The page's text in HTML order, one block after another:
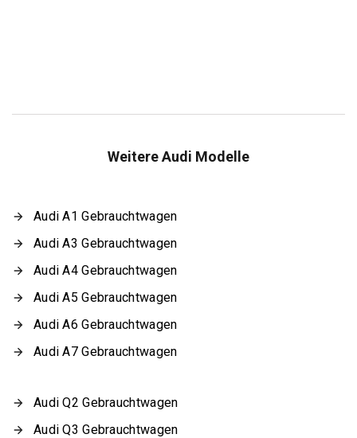
Weitere Audi Modelle
Audi A1 Gebrauchtwagen
Audi A3 Gebrauchtwagen
Audi A4 Gebrauchtwagen
Audi A5 Gebrauchtwagen
Audi A6 Gebrauchtwagen
Audi A7 Gebrauchtwagen
Audi Q2 Gebrauchtwagen
Audi Q3 Gebrauchtwagen